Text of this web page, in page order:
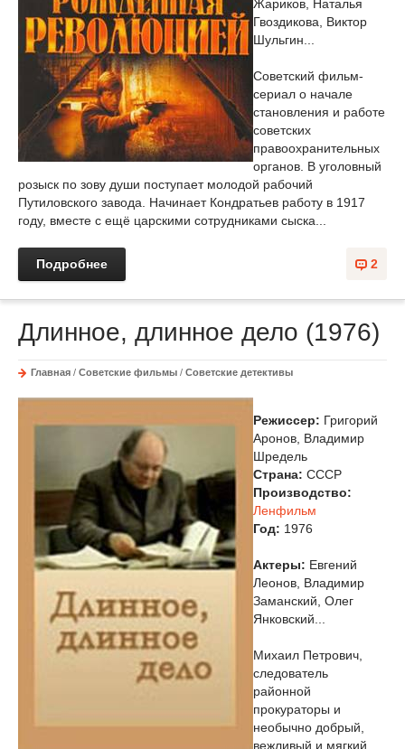
Жариков, Наталья
Гвоздикова, Виктор
Шульгин...
Советский фильм-
сериал о начале
становления и работе
советских
правоохранительных
органов. В уголовный
розыск по зову души поступает молодой рабочий
Путиловского завода. Начинает Кондратьев работу в 1917
году, вместе с ещё царскими сотрудниками сыска...
2
Подробнее
Длинное, длинное дело (1976)
Главная / Советские фильмы / Советские детективы
Режиссер: Григорий
Аронов, Владимир
Шредель
Страна: СССР
Производство:
Ленфильм
Год: 1976
Актеры: Евгений
Леонов, Владимир
Заманский, Олег
Янковский...
Михаил Петрович,
следователь
районной
прокураторы и
необычно добрый,
вежливый и мягкий